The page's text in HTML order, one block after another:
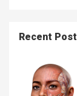
Recent Post